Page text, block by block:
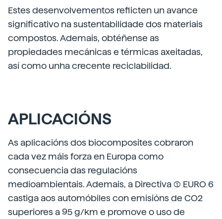
Estes desenvolvementos reflicten un avance
significativo na sustentabilidade dos materiais
compostos. Ademais, obtéñense as
propiedades mecánicas e térmicas axeitadas,
así como unha crecente reciclabilidad.
APLICACIÓNS
As aplicacións dos biocomposites cobraron
cada vez máis forza en Europa como
consecuencia das regulacións
medioambientais. Ademais, a Directiva (1) EURO 6
castiga aos automóbiles con emisións de CO2
superiores a 95 g/km e promove o uso de